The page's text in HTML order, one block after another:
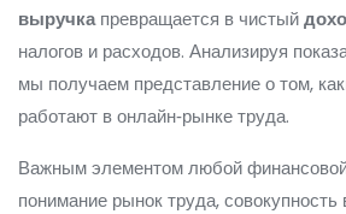
выручкапревращается в чистый
налогов и расходов. Анализируя
мы получаем представление о том,
работают в онлайн‑рынке труда.
Важным элементом любой финансовой
понимание рынок труда,совокупность